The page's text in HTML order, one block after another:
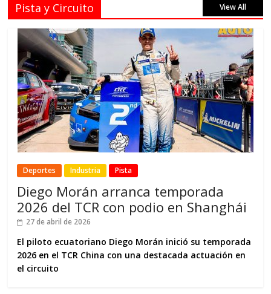
Pista y Circuito View All
Deportes Industria Pista
Diego Morán arranca temporada
2026 del TCR con podio en Shanghái
27 de abril de 2026
El piloto ecuatoriano Diego Morán inició su temporada
2026 en el TCR China con una destacada actuación en
el circuito